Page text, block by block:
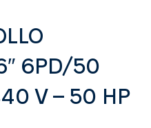
6PD/50
V – 50 HP